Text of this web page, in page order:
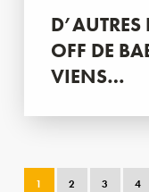
OFF DE
VIENS…
1 2 3 4